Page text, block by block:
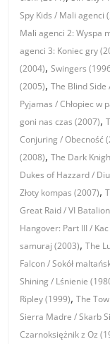
Spy Kids / Mali agenci
Mali agenci 2: Wyspa
agenci 3: Koniec gry
(2004),Swingers
(2005),The Blind
Pyjamas / Chłopiec w
goni nas czas (2007),
Conjuring / Obecność
(2008),The Dark
Dukes of Hazzard /
Złoty kompas (2007),
Great Raid / VI
Hangover: Part III /
samuraj (2003),The
Falcon / Sokół
Shining / Lśnienie
Ripley (1999),The
Sierra Madre / Skarb
Czarnoksiężnik z Oz